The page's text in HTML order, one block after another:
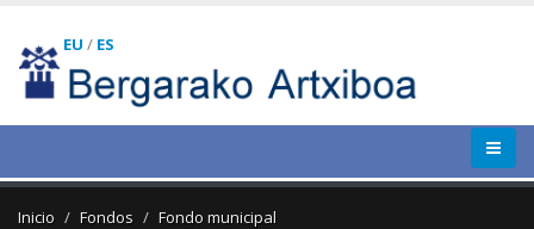
EU / ES
Inicio Fondos
Fondo municipal